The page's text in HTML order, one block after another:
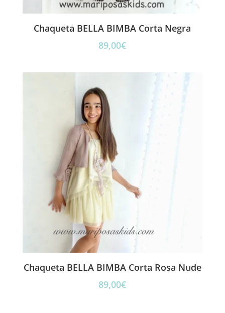
Chaqueta BELLA BIMBA Corta Negra
89,00€
Chaqueta BELLA BIMBA Corta Rosa Nude
89,00€